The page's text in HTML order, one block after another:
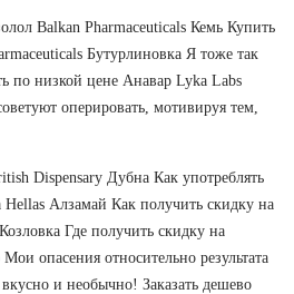
Balkan Pharmaceuticals Кемь Купить
Бутурлиновка Я тоже так
по низкой цене Анавар Lyka Labs
оперировать, мотивируя тем,
Dispensary Дубна Как употреблять
Алзамай Как получить скидку на
Где получить скидку на
опасения относительно результата
и необычно! Заказать дешево